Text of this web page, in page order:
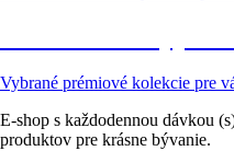
Vybrané prémiové kolekcie pre
E-shop s každodennou dávkou
produktov pre krásne bývanie.